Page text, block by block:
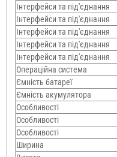
Інтерфейси та під'єднання
Інтерфейси та під'єднання
Інтерфейси та під'єднання
Інтерфейси та під'єднання
Інтерфейси та під'єднання
Операційна система
Ємність батареї
Ємність акумулятора
Особливості
Особливості
Особливості
Ширина